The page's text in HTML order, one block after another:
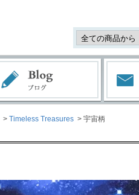
> Timeless Treasures > 宇宙柄